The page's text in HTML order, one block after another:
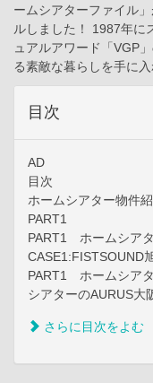
ームシアターファイル
ルしました！ 1987年に
ュアルアワード「VGP
る素敵な暮らしを手に
目次
AD
目次
ホームシアター物件
PART1
PART1 ホームシア
CASE1:FISTSOUND
PART1 ホームシア
シアターのAURUS大
さらに目次をよむ